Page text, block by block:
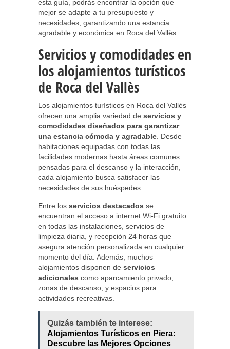
esta guía, podrás encontrar la opción que
mejor se adapte a tu presupuesto y
necesidades, garantizando una estancia
agradable y económica en Roca del Vallès.
Servicios y comodidades en
los alojamientos turísticos
de Roca del Vallès
Los alojamientos turísticos en Roca del Vallès
ofrecen una amplia variedad de servicios y
comodidades diseñados para garantizar
una estancia cómoda y agradable . Desde
habitaciones equipadas con todas las
facilidades modernas hasta áreas comunes
pensadas para el descanso y la interacción,
cada alojamiento busca satisfacer las
necesidades de sus huéspedes.
Entre los servicios destacados se
encuentran el acceso a internet Wi-Fi gratuito
en todas las instalaciones, servicios de
limpieza diaria, y recepción 24 horas que
asegura atención personalizada en cualquier
momento del día. Además, muchos
alojamientos disponen de servicios
adicionales como aparcamiento privado,
zonas de descanso, y espacios para
actividades recreativas.
Quizás también te interese:
Alojamientos Turísticos en Piera:
Descubre las Mejores Opciones